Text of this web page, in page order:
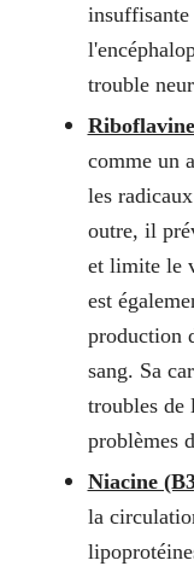
insuffisante
trouble
comme un
les
outre, il
et limite le
est
production
sang. Sa
troubles de
problèmes
Niacine
la